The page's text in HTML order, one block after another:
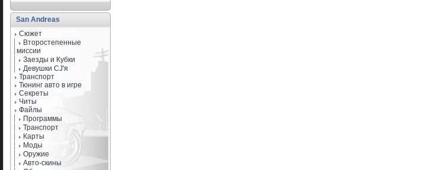
San Andreas
Сюжет
Второстепенные
миссии
Заезды и Кубки
Девушки CJ'я
Транспорт
Тюнинг авто в игре
Секреты
Читы
Файлы
Программы
Транспорт
Карты
Моды
Оружие
Авто-скины